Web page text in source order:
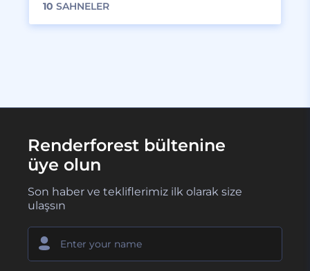
10 SAHNELER
Renderforest bültenine
üye olun
Son haber ve tekliflerimiz ilk olarak size
ulaşsın